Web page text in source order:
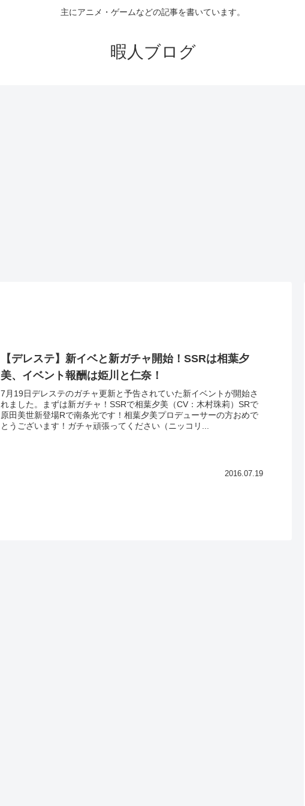
主にアニメ・ゲームなどの記事を書いています。
暇人ブログ
【デレステ】新イベと新ガチャ開始！SSRは相葉夕
美、イベント報酬は姫川と仁奈！
7月19日デレステのガチャ更新と予告されていた新イベントが開始さ
れました。まずは新ガチャ！SSRで相葉夕美（CV：木村珠莉）SRで
原田美世新登場Rで南条光です！相葉夕美プロデューサーの方おめで
とうございます！ガチャ頑張ってください（ニッコリ...
2016.07.19